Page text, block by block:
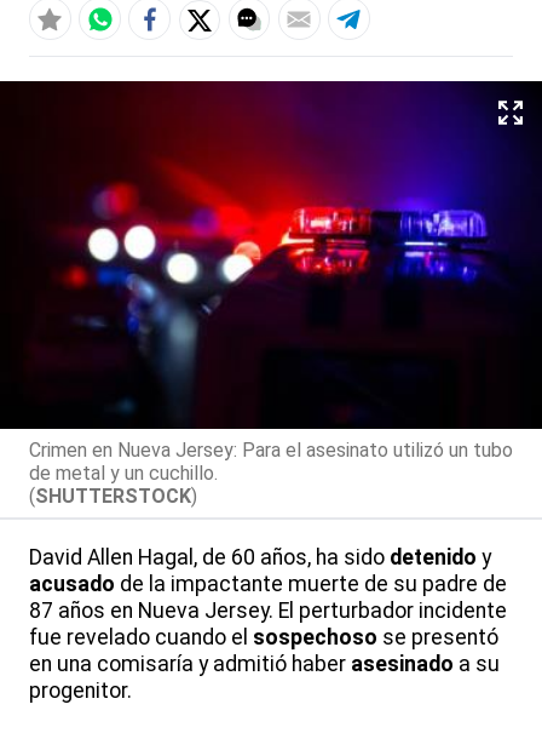
Crimen en Nueva Jersey: Para el asesinato utilizó un tubo
de metal y un cuchillo.
(SHUTTERSTOCK)
David Allen Hagal, de 60 años, ha sido detenido y
acusado de la impactante muerte de su padre de
87 años en Nueva Jersey. El perturbador incidente
fue revelado cuando el sospechoso se presentó
en una comisaría y admitió haber asesinado a su
progenitor.